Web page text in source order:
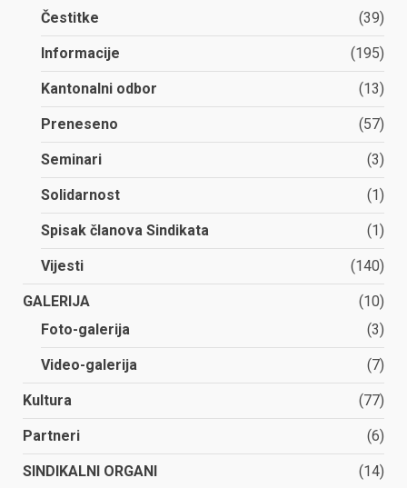
Čestitke
(39)
Informacije (195)
Kantonalni odbor (13)
Preneseno (57)
Seminari (3)
Solidarnost (1)
Spisak članova Sindikata (1)
Vijesti (140)
GALERIJA
(10)
Foto-galerija
(3)
Video-galerija (7)
Kultura (77)
Partneri (6)
SINDIKALNI ORGANI
(14)